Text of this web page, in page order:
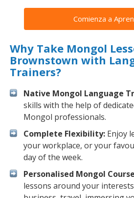
Comienza a
Why Take Mongol
Brownstown with
Trainers?
Native Mongol Language
skills with the help of
Mongol professionals.
Complete Flexibility: Enjoy
your workplace, or your
day of the week.
Personalised Mongol
lessons around your